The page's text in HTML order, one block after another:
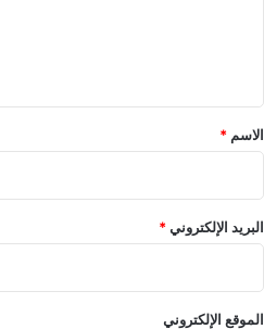
*
الاسم *
البريد الإلكتروني*
الموقع الإلكتروني